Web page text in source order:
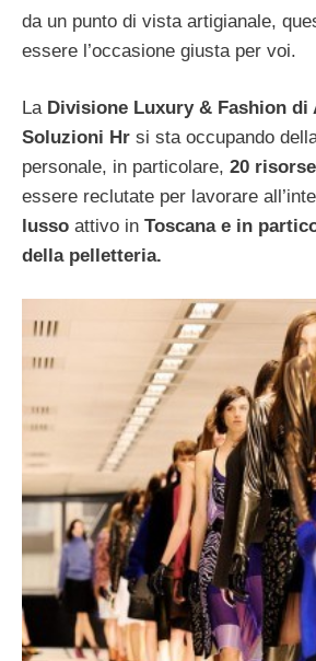
da un punto di vista artigianale,
essere l’occasione giusta per voi.
LaDivisione Luxury & Fashion di
Soluzioni Hr si sta occupando
personale, in particolare, 20 risorse
essere reclutate per lavorare
lusso attivo in Toscana e in
della pelletteria.